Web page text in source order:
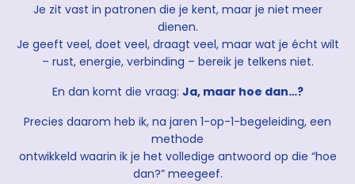
Je zit vast in patronen die je kent, maar je niet meer
dienen.
Je geeft veel, doet veel, draagt veel, maar wat je écht wilt
– rust, energie, verbinding – bereik je telkens niet.
En dan komt die vraag: Ja, maar hoe dan…?
Precies daarom heb ik, na jaren 1-op-1-begeleiding, een
methode
ontwikkeld waarin ik je het volledige antwoord op die “hoe
dan?” meegeef.